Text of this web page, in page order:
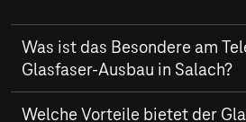
Was ist das Besondere am
Glasfaser-Ausbau in Salach?
Der Ausbau des Glasfaser-Netzes
Welche Vorteile bietet der